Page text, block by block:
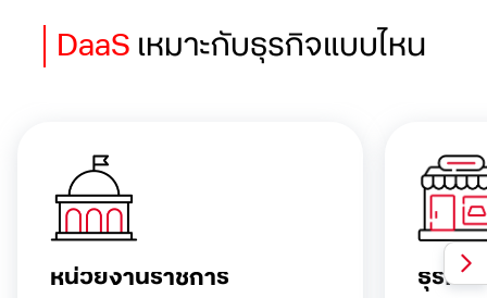
DaaSเหมาะกับธุรกิจแบบไหน
หน่วยงานราชการ ธุรกิจ